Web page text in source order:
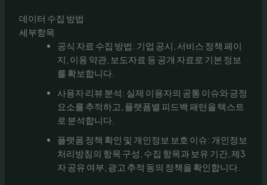
데이터 수집 방법
세부항목
공식 자료 수집 방법: 기업 공시, 서비스 정책 페이
지, 이용 약관, 보도자료 등 공개 자료로 기본 정보
를 확보합니다.
사용자 리뷰 분석: 실제 이용자의 공통 이슈와 긍정
요소를 추적하고, 플랫폼별 피드백 패턴을 텍스트
로 분석합니다.
플랫폼 정책 확인 및 개인정보 보호 이슈: 개인정보
처리방침의 항목 구성, 수집 항목과 보유 기간, 제3
자 공유 여부, 광고 추적 동의 정책을 확인합니다.